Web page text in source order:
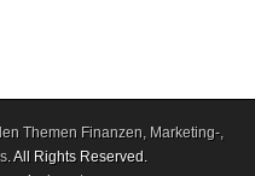
Themen Finanzen, Marketing-,
. All Rights Reserved.